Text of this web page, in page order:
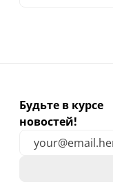
Будьте в курсе
новостей!